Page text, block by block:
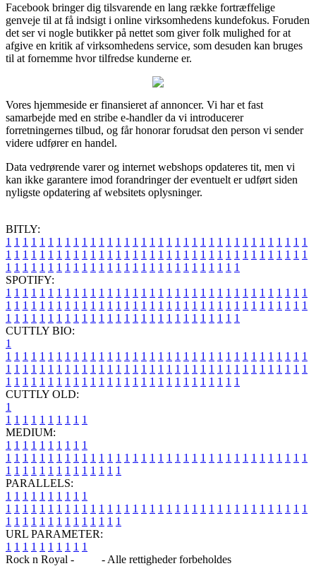
Facebook bringer dig tilsvarende en lang række fortræffelige
genveje til at få indsigt i online virksomhedens kundefokus. Foruden
det ser vi nogle butikker på nettet som giver folk mulighed for at
afgive en kritik af virksomhedens service, som desuden kan bruges
til at fornemme hvor tilfredse kunderne er.
Vores hjemmeside er finansieret af annoncer. Vi har et fast
samarbejde med en stribe e-handler da vi introducerer
forretningernes tilbud, og får honorar forudsat den person vi sender
videre udfører en handel.
Data vedrørende varer og internet webshops opdateres tit, men vi
kan ikke garantere imod forandringer der eventuelt er udført siden
nyligste opdatering af websitets oplysninger.
BITLY:
1 1 1 1 1 1 1 1 1 1 1 1 1 1 1 1 1 1 1 1 1 1 1 1 1 1 1 1 1 1 1 1 1 1 1 1
1 1 1 1 1 1 1 1 1 1 1 1 1 1 1 1 1 1 1 1 1 1 1 1 1 1 1 1 1 1 1 1 1 1 1 1
1 1 1 1 1 1 1 1 1 1 1 1 1 1 1 1 1 1 1 1 1 1 1 1 1 1 1 1
SPOTIFY:
1 1 1 1 1 1 1 1 1 1 1 1 1 1 1 1 1 1 1 1 1 1 1 1 1 1 1 1 1 1 1 1 1 1 1 1
1 1 1 1 1 1 1 1 1 1 1 1 1 1 1 1 1 1 1 1 1 1 1 1 1 1 1 1 1 1 1 1 1 1 1 1
1 1 1 1 1 1 1 1 1 1 1 1 1 1 1 1 1 1 1 1 1 1 1 1 1 1 1 1
CUTTLY BIO:
1
1 1 1 1 1 1 1 1 1 1 1 1 1 1 1 1 1 1 1 1 1 1 1 1 1 1 1 1 1 1 1 1 1 1 1 1
1 1 1 1 1 1 1 1 1 1 1 1 1 1 1 1 1 1 1 1 1 1 1 1 1 1 1 1 1 1 1 1 1 1 1 1
1 1 1 1 1 1 1 1 1 1 1 1 1 1 1 1 1 1 1 1 1 1 1 1 1 1 1 1
CUTTLY OLD:
1
1 1 1 1 1 1 1 1 1 1
MEDIUM:
1 1 1 1 1 1 1 1 1 1
1 1 1 1 1 1 1 1 1 1 1 1 1 1 1 1 1 1 1 1 1 1 1 1 1 1 1 1 1 1 1 1 1 1 1 1
1 1 1 1 1 1 1 1 1 1 1 1 1 1
PARALLELS:
1 1 1 1 1 1 1 1 1 1
1 1 1 1 1 1 1 1 1 1 1 1 1 1 1 1 1 1 1 1 1 1 1 1 1 1 1 1 1 1 1 1 1 1 1 1
1 1 1 1 1 1 1 1 1 1 1 1 1 1
URL PARAMETER:
1 1 1 1 1 1 1 1 1 1
Rock n Royal -
- Alle rettigheder forbeholdes